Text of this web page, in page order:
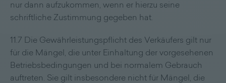
nur dann aufzukommen, wenn er hierzu seine
schriftliche Zustimmung gegeben hat.
11.7 Die Gewährleistungspflicht des Verkäufers gilt nur
für die Mängel, die unter Einhaltung der vorgesehenen
Betriebsbedingungen und bei normalem Gebrauch
auftreten. Sie gilt insbesondere nicht für Mängel, die